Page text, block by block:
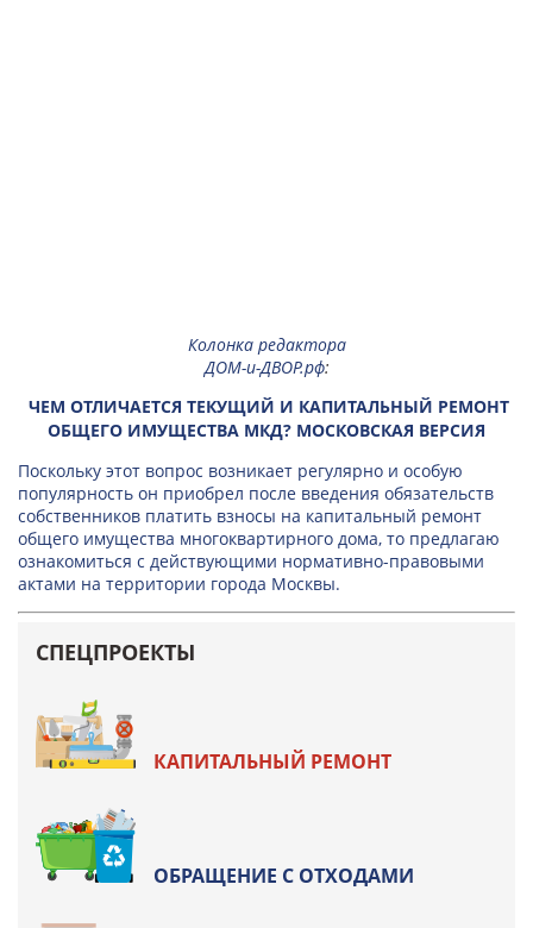
Колонка редактора
ДОМ-и-ДВОР.рф:
ЧЕМ ОТЛИЧАЕТСЯ ТЕКУЩИЙ И КАПИТАЛЬНЫЙ РЕМОНТ
ОБЩЕГО ИМУЩЕСТВА МКД? МОСКОВСКАЯ ВЕРСИЯ
Поскольку этот вопрос возникает регулярно и особую
популярность он приобрел после введения обязательств
собственников платить взносы на капитальный ремонт
общего имущества многоквартирного дома, то предлагаю
ознакомиться с действующими нормативно-правовыми
актами на территории города Москвы.
СПЕЦПРОЕКТЫ
КАПИТАЛЬНЫЙ РЕМОНТ
ОБРАЩЕНИЕ С ОТХОДАМИ